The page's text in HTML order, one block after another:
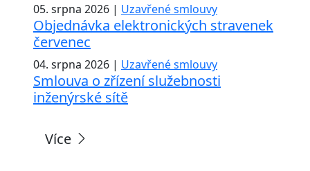
05. srpna 2026 | Uzavřené smlouvy
Objednávka elektronických stravenek
červenec
04. srpna 2026 | Uzavřené smlouvy
Smlouva o zřízení služebnosti
inženýrské sítě
Více